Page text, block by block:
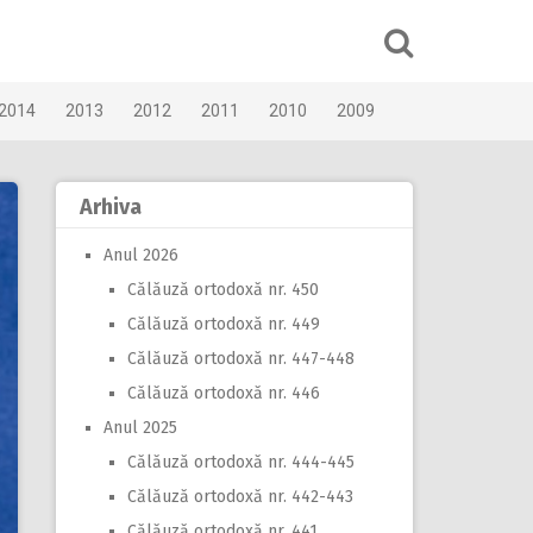
2013 2012 2011 2010 2009
Arhiva
Anul 2026
Călăuză ortodoxă nr. 450
Călăuză ortodoxă nr. 449
Călăuză ortodoxă nr. 447-448
Călăuză ortodoxă nr. 446
Anul 2025
Călăuză ortodoxă nr. 444-445
Călăuză ortodoxă nr. 442-443